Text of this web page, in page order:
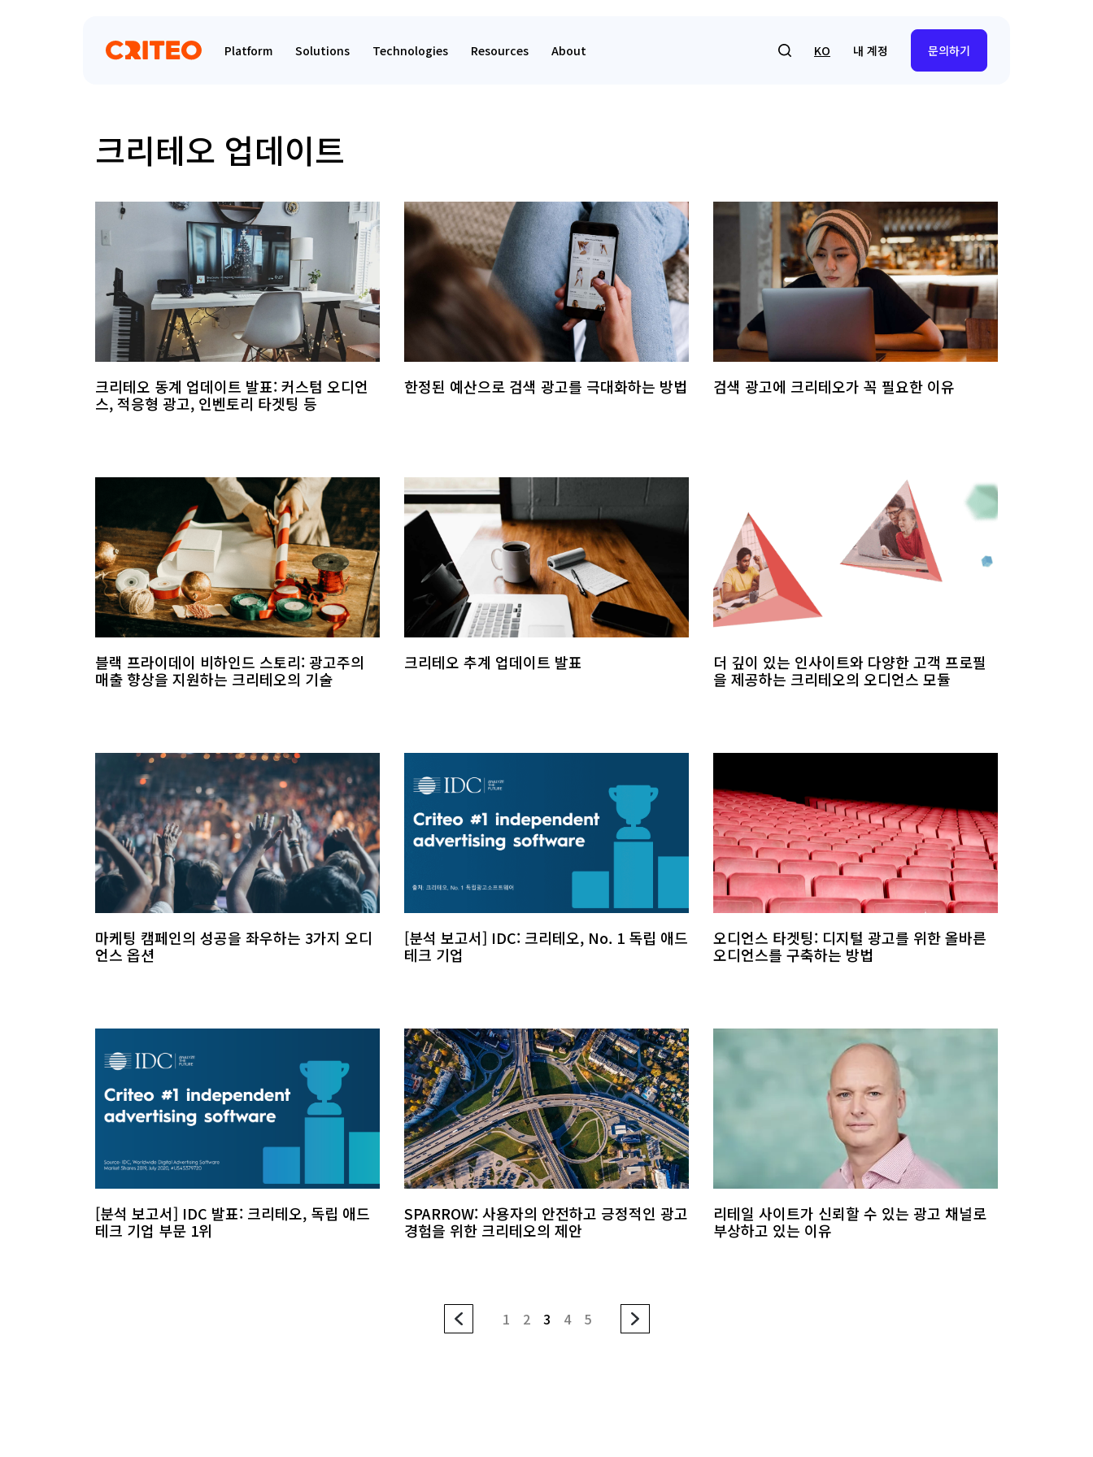
Platform Solutions Technologies Resources About KO 내 계정 문의하기
크리테오 업데이트
크리테오 동계 업데이트 발표: 커스텀 오디언
스, 적응형 광고, 인벤토리 타겟팅 등
한정된 예산으로 검색 광고를 극대화하는 방법 검색 광고에 크리테오가 꼭 필요한 이유
블랙 프라이데이 비하인드 스토리: 광고주의
매출 향상을 지원하는 크리테오의 기술
크리테오 추계 업데이트 발표
더 깊이 있는 인사이트와 다양한 고객 프로필
을 제공하는 크리테오의 오디언스 모듈
마케팅 캠페인의 성공을 좌우하는 3가지 오디
언스 옵션
[분석 보고서] IDC: 크리테오, No. 1 독립 애드
테크 기업
오디언스 타겟팅: 디지털 광고를 위한 올바른
오디언스를 구축하는 방법
[분석 보고서] IDC 발표: 크리테오, 독립 애드
테크 기업 부문 1위
SPARROW: 사용자의 안전하고 긍정적인 광고
경험을 위한 크리테오의 제안
리테일 사이트가 신뢰할 수 있는 광고 채널로
부상하고 있는 이유
1 2 3 4 5